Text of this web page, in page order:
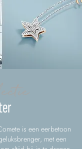
is een eerbetoon
met een